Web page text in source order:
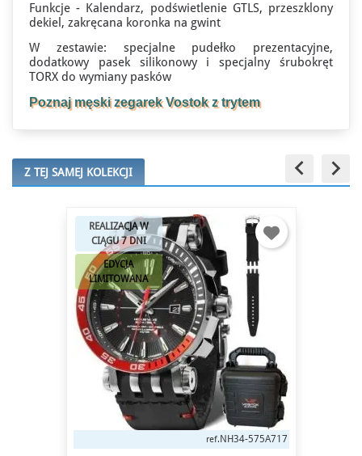
Funkcje - Kalendarz, podświetlenie GTLS, przeszklony
dekiel, zakręcana koronka na gwint
W zestawie: specjalne pudełko prezentacyjne,
dodatkowy pasek silikonowy i specjalny śrubokręt
TORX do wymiany pasków
Poznaj męski zegarek Vostok z trytem
Z TEJ SAMEJ KOLEKCJI keyboard_arrow_left
REALIZACJA W
CIĄGU 7 DNI
EDYCJA
LIMITOWANA
ref.NH34-575A717
keyboard_arrow_right